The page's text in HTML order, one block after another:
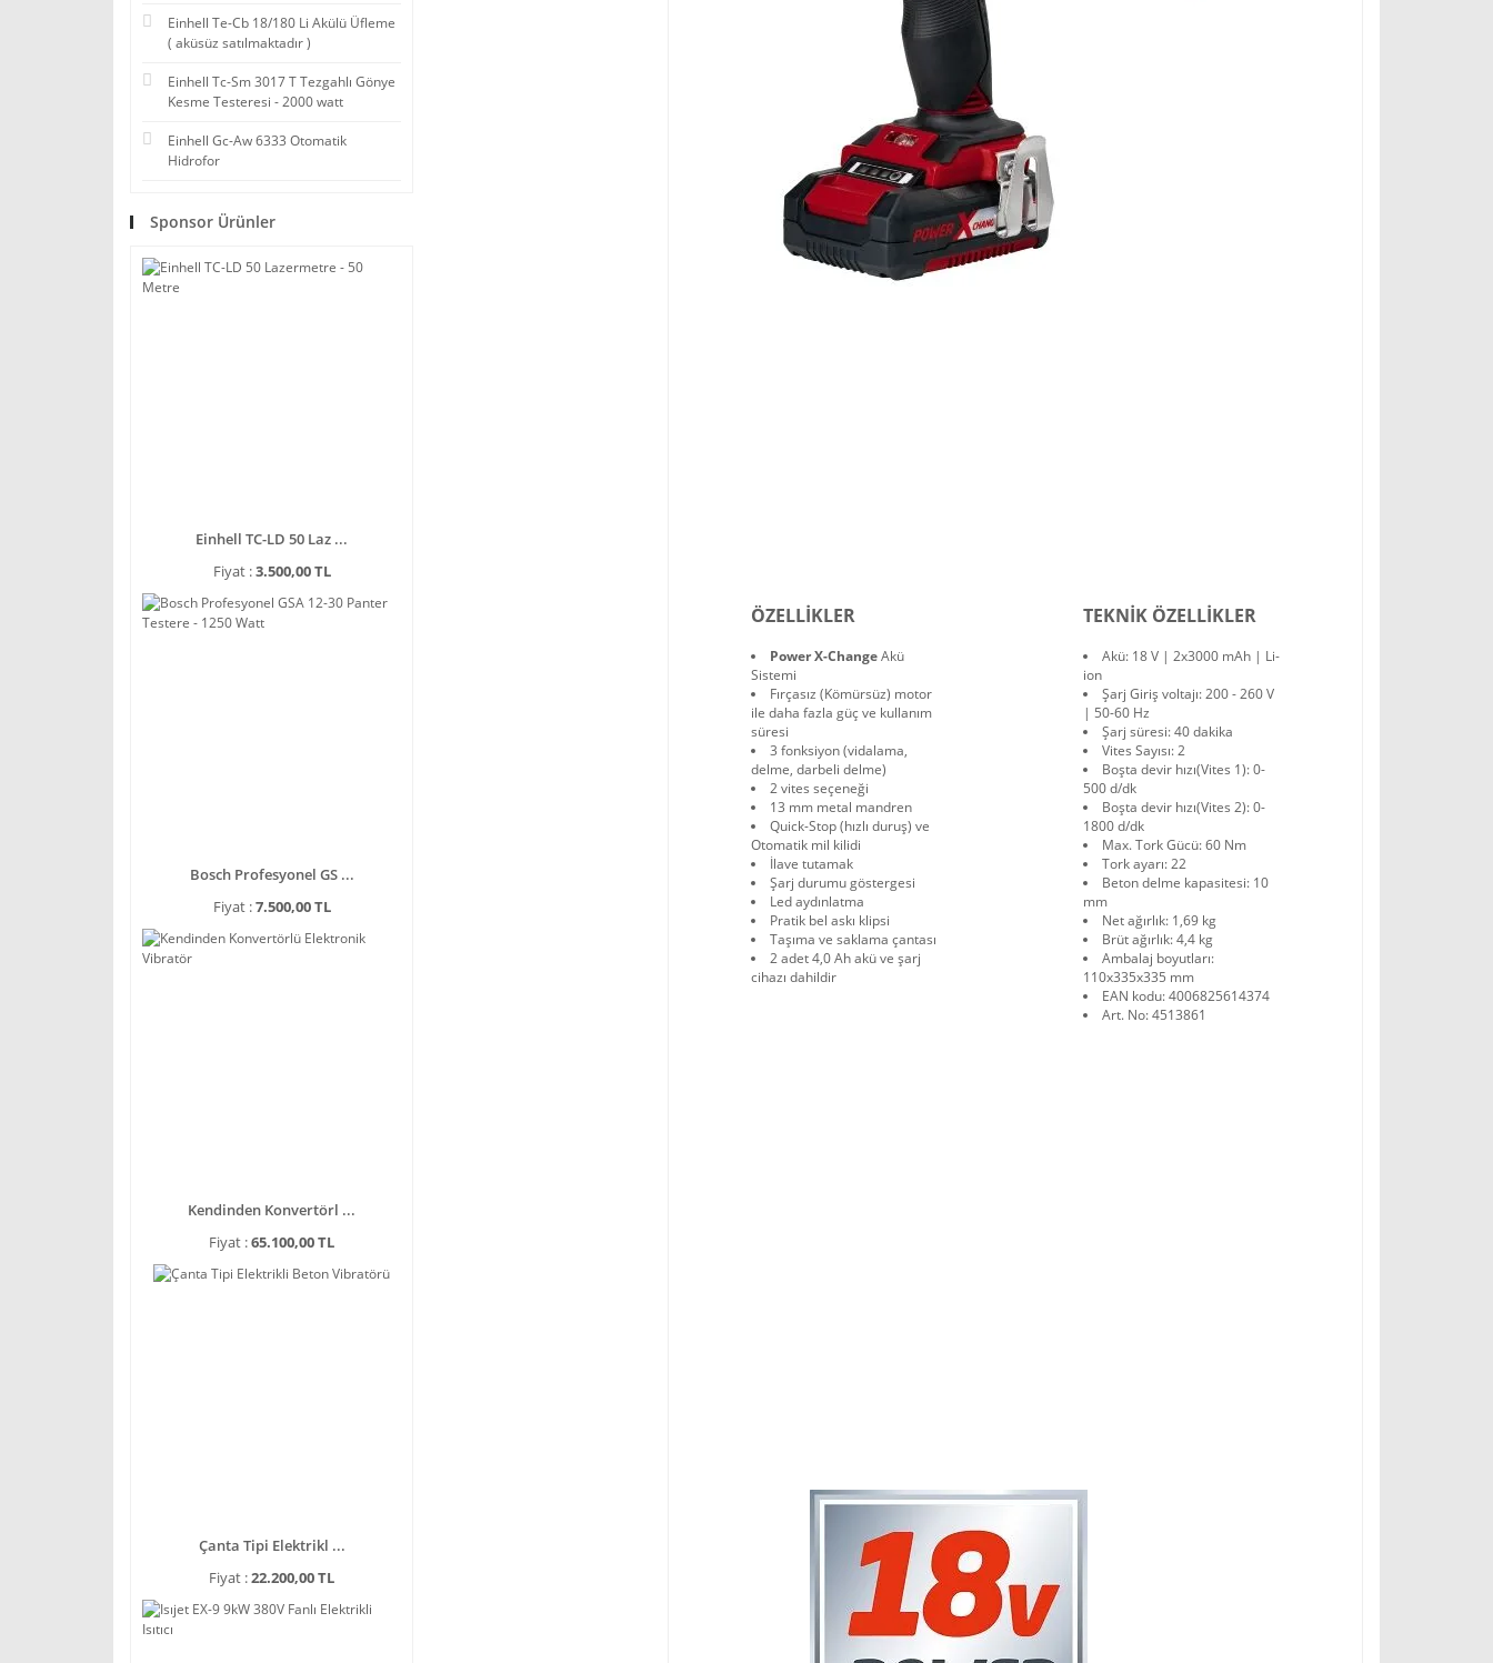
Einhell Te-Cb 18/180 Li Akülü Üfleme
( aküsüz satılmaktadır )
Einhell Tc-Sm 3017 T Tezgahlı Gönye
Kesme Testeresi - 2000 watt
Einhell Gc-Aw 6333 Otomatik
Hidrofor
Sponsor Ürünler
Einhell TC-LD 50 Laz ...
Fiyat :3.500,00 TL
Bosch Profesyonel GS ...
Fiyat :7.500,00 TL
Kendinden Konvertörl ...
Fiyat :65.100,00 TL
Çanta Tipi Elektrikl ...
Fiyat :22.200,00 TL
ÖZELLİKLER
Power X-ChangeAkü
Sistemi
Fırçasız (Kömürsüz) motor
ile daha fazla güç ve kullanım
süresi
3 fonksiyon (vidalama,
delme, darbeli delme)
2 vites seçeneği
13 mm metal mandren
Quick-Stop (hızlı duruş) ve
Otomatik mil kilidi
İlave tutamak
Şarj durumu göstergesi
Led aydınlatma
Pratik bel askı klipsi
Taşıma ve saklama çantası
2 adet 4,0 Ah akü ve şarj
cihazı dahildir
TEKNİK ÖZELLİKLER
Akü: 18 V | 2x3000 mAh | Li-
ion
Şarj Giriş voltajı: 200 - 260 V
| 50-60 Hz
Şarj süresi: 40 dakika
Vites Sayısı: 2
Boşta devir hızı(Vites 1): 0-
500 d/dk
Boşta devir hızı(Vites 2): 0-
1800 d/dk
Max. Tork Gücü: 60 Nm
Tork ayarı: 22
Beton delme kapasitesi: 10
mm
Net ağırlık: 1,69 kg
Brüt ağırlık: 4,4 kg
Ambalaj boyutları:
110x335x335 mm
EAN kodu: 4006825614374
Art. No: 4513861